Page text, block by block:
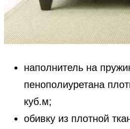
наполнитель на
пенополиуретана
куб.м;
обивку из плотной